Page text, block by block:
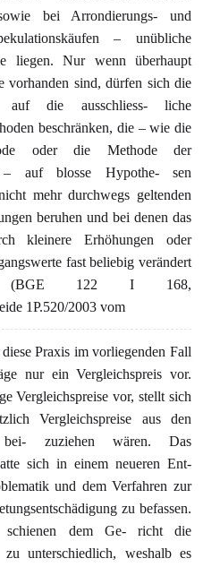
bei Arrondierungs- und
– unübliche
liegen. Nur wenn überhaupt
vorhanden sind, dürfen sich die
auf die ausschliess- liche
beschränken, die – wie die
oder die Methode der
– auf blosse Hypothe- sen
mehr durchwegs geltenden
beruhen und bei denen das
kleinere Erhöhungen oder
fast beliebig verändert
(BGE 122 I 168,
1P.520/2003 vom
Praxis im vorliegenden Fall
nur ein Vergleichspreis vor.
Vergleichspreise vor, stellt sich
Vergleichspreise aus den
bei- zuziehen wären. Das
sich in einem neueren Ent-
und dem Verfahren zur
zu befassen.
dem Ge- richt die
zu unterschiedlich, weshalb es